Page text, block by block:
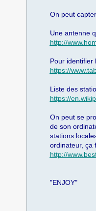
On peut
Une antenne
http://
Pour identifier
https://
​Liste des
https://
On peut se
de son
stations
ordinateur, ça
http://
"ENJOY"